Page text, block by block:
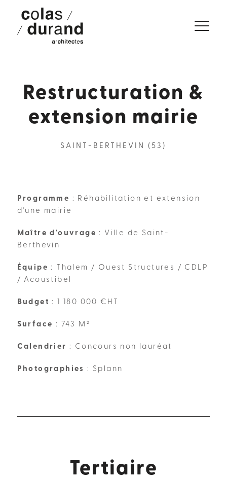
Restructuration &
extension mairie
SAINT-BERTHEVIN (53)
Programme : Réhabilitation et extension
d'une mairie
Maître d'ouvrage : Ville de Saint-
Berthevin
Équipe : Thalem / Ouest Structures / CDLP
/ Acoustibel
Budget : 1 180 000 €HT
Surface : 743 M²
Calendrier : Concours non lauréat
Photographies : Splann
Tertiaire